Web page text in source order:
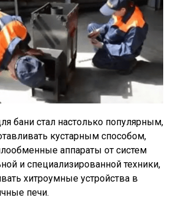
бани стал настолько популярным,
кустарным способом,
аппараты от систем
и специализированной техники,
хитроумные устройства в
печи.